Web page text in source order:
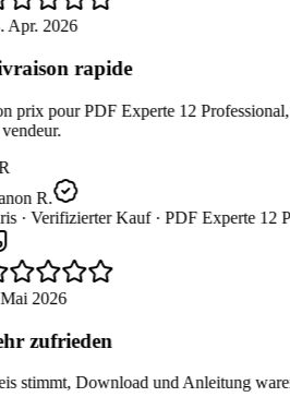
Apr. 2026
rapide
prix pour PDF Experte 12 Professional,
R.
· Verifizierter Kauf · PDF Experte 12
2026
zufrieden
stimmt, Download und Anleitung